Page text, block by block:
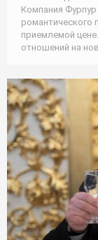
Компания
приемлемой
отношений на